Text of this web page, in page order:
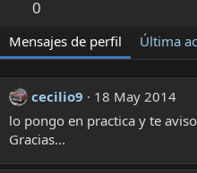
0
Mensajes de perfil Última
cecilio9
18 May 2014
lo pongo en practica y te
Gracias...